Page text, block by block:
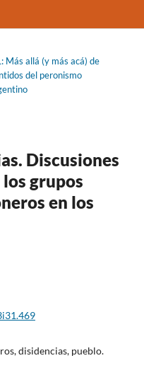
Más allá (y más acá) de
del peronismo
Discusiones
grupos
en los
disidencias, pueblo.